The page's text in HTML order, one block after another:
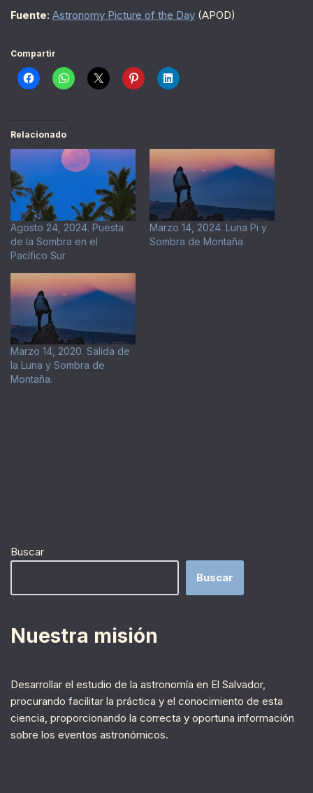
Fuente: Astronomy Picture of the Day (APOD)
Compartir
Relacionado
Agosto 24, 2024. Puesta
de la Sombra en el
Pacífico Sur
Marzo 14, 2024. Luna Pi y
Sombra de Montaña
Marzo 14, 2020. Salida de
la Luna y Sombra de
Montaña.
Buscar
Buscar
Nuestra misión
Desarrollar el estudio de la astronomía en El Salvador,
procurando facilitar la práctica y el conocimiento de esta
ciencia, proporcionando la correcta y oportuna información
sobre los eventos astronómicos.